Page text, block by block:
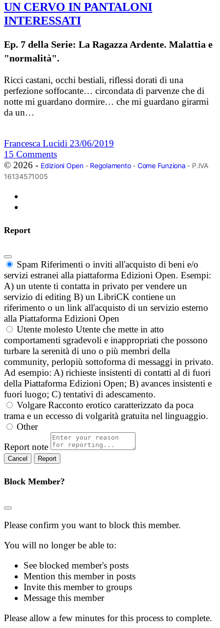
UN CERVO IN PANTALONI
INTERESSATI
Ep. 7 della Serie: La Ragazza Ardente. Malattia e
"normalità".
Ricci castani, occhi bestiali, riflessi dorati di una
perfezione soffocante… circondata di parvenze che di
notte mi guardano dormire… che mi guardano girarmi
da un…
Francesca Lucidi 23/06/2019
15 Comments
© 2026 - Edizioni Open- Regolamento- Come Funziona - P.IVA
16134571005
Report
Spam Riferimenti o inviti all'acquisto di beni e/o
servizi estranei alla piattaforma Edizioni Open. Esempi:
A) un utente ti contatta in privato per vendere un
servizio di editing B) un LibriCK contiene un
riferimento o un link all'acquisto di un servizio esterno
alla Piattaforma Edizioni Open
Utente molesto Utente che mette in atto
comportamenti sgradevoli e inappropriati che possono
turbare la serenità di uno o più membri della
community, perlopiù sottoforma di messaggi in privato.
Ad esempio: A) richieste insistenti di contatti al di fuori
della Piattaforma Edizioni Open; B) avances insistenti e
fuori luogo; C) tentativi di adescamento.
Volgare Racconto erotico caratterizzato da poca
trama e un eccesso di volgarità gratuita nel linguaggio.
Other
Report note
Report
Block Member?
Please confirm you want to block this member.
You will no longer be able to:
See blocked member's posts
Mention this member in posts
Invite this member to groups
Message this member
Please allow a few minutes for this process to complete.